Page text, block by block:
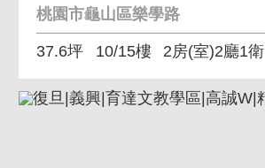
桃園市龜山區樂學路
37.6坪 10/15樓 2房(室)2廳1衛